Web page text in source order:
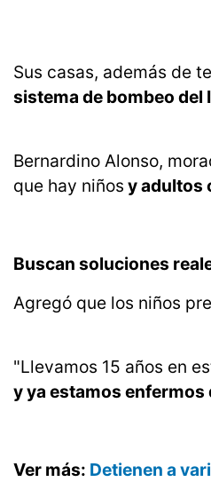
Sus casas, además de
sistema de bombeo del
Bernardino Alonso,
que hay niños y adultos
Buscan soluciones
Agregó que los niños
"Llevamos 15 años en
y ya estamos enfermos
Ver más: Detienen a